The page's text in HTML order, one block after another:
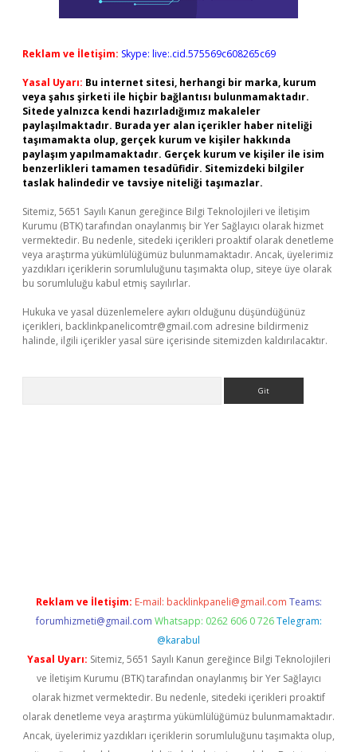
Reklam ve İletişim: Skype: live:.cid.575569c608265c69
Yasal Uyarı: Bu internet sitesi, herhangi bir marka, kurum
veya şahıs şirketi ile hiçbir bağlantısı bulunmamaktadır.
Sitede yalnızca kendi hazırladığımız makaleler
paylaşılmaktadır. Burada yer alan içerikler haber niteliği
taşımamakta olup, gerçek kurum ve kişiler hakkında
paylaşım yapılmamaktadır. Gerçek kurum ve kişiler ile isim
benzerlikleri tamamen tesadüfidir. Sitemizdeki bilgiler
taslak halindedir ve tavsiye niteliği taşımazlar.
Sitemiz, 5651 Sayılı Kanun gereğince Bilgi Teknolojileri ve İletişim
Kurumu (BTK) tarafından onaylanmış bir Yer Sağlayıcı olarak hizmet
vermektedir. Bu nedenle, sitedeki içerikleri proaktif olarak denetleme
veya araştırma yükümlülüğümüz bulunmamaktadır. Ancak, üyelerimiz
yazdıkları içeriklerin sorumluluğunu taşımakta olup, siteye üye olarak
bu sorumluluğu kabul etmiş sayılırlar.
Hukuka ve yasal düzenlemelere aykırı olduğunu düşündüğünüz
içerikleri, backlinkpanelicomtr@gmail.com adresine bildirmeniz
halinde, ilgili içerikler yasal süre içerisinde sitemizden kaldırılacaktır.
Reklam ve İletişim: E-mail: backlinkpaneli@gmail.com Teams:
forumhizmeti@gmail.com Whatsapp: 0262 606 0 726 Telegram:
@karabul
Yasal Uyarı: Sitemiz, 5651 Sayılı Kanun gereğince Bilgi Teknolojileri
ve İletişim Kurumu (BTK) tarafından onaylanmış bir Yer Sağlayıcı
olarak hizmet vermektedir. Bu nedenle, sitedeki içerikleri proaktif
olarak denetleme veya araştırma yükümlülüğümüz bulunmamaktadır.
Ancak, üyelerimiz yazdıkları içeriklerin sorumluluğunu taşımakta olup,